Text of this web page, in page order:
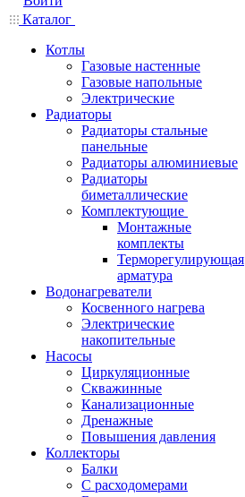
Каталог
Котлы
Газовые настенные
Газовые напольные
Электрические
Радиаторы
Радиаторы стальные
панельные
Радиаторы алюминиевые
Радиаторы
биметаллические
Комплектующие
Монтажные
комплекты
Терморегулирующая
арматура
Водонагреватели
Косвенного нагрева
Электрические
накопительные
Насосы
Циркуляционные
Скважинные
Канализационные
Дренажные
Повышения давления
Коллекторы
Балки
С расходомерами